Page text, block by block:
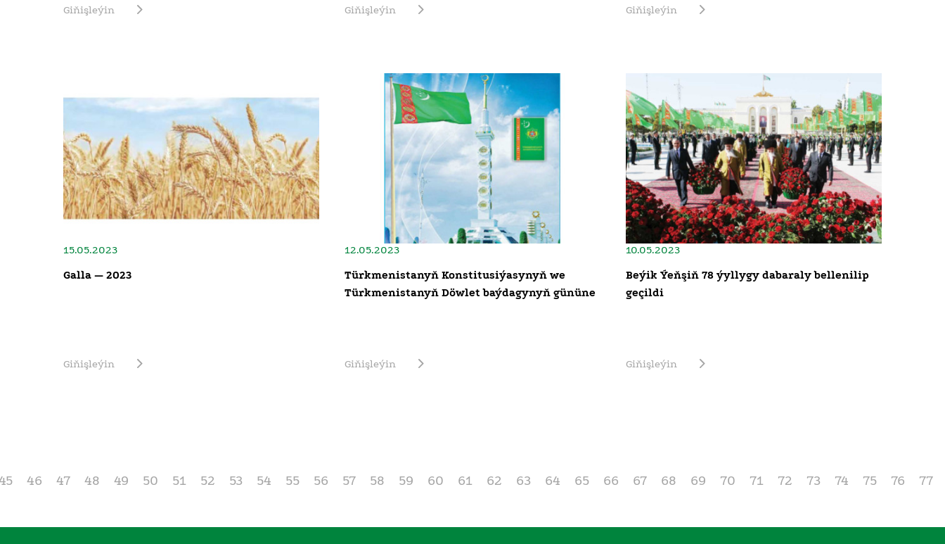
Giňişleýin Giňişleýin Giňişleýin
15.05.2023
Galla — 2023
Giňişleýin
12.05.2023
Türkmenistanyň Konstitusiýasynyň we
Türkmenistanyň Döwlet baýdagynyň gününe
Giňişleýin
10.05.2023
Beýik Ýeňşiň 78 ýyllygy dabaraly bellenilip
geçildi
Giňişleýin
46 47 48 49 50 51 52 53 54 55 56 57 58 59 60 61 62 63 64 65 66 67 68 69 70 71 72 73 74 75 76 77